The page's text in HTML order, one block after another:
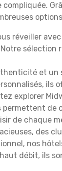
réveiller
et un
ils
explorer
de
de chaque
des
nos
débit, ils